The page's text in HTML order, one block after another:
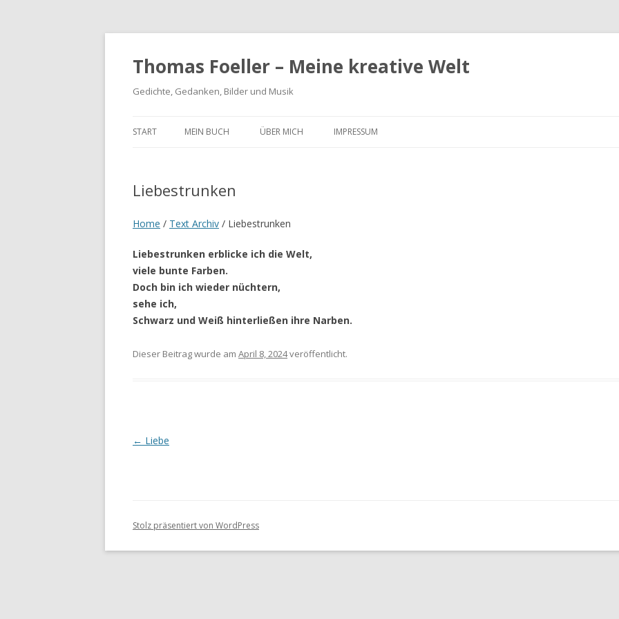
Thomas Foeller – Meine kreative Welt
Gedichte, Gedanken, Bilder und Musik
START MEIN BUCH ÜBER MICH IMPRESSUM
Liebestrunken
Home / Text Archiv / Liebestrunken
Liebestrunken erblicke ich die Welt,
viele bunte Farben.
Doch bin ich wieder nüchtern,
sehe ich,
Schwarz und Weiß hinterließen ihre Narben.
Dieser Beitrag wurde am April 8, 2024veröffentlicht.
Beitragsnavigation
← Liebe
Stolz präsentiert von WordPress